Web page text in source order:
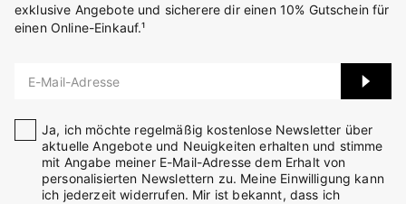
exklusive Angebote und sicherere dir einen 10% Gutschein für
einen Online-Einkauf.¹
E-Mail-Adresse
Ja, ich möchte regelmäßig kostenlose Newsletter über
aktuelle Angebote und Neuigkeiten erhalten und stimme
mit Angabe meiner E-Mail-Adresse dem Erhalt von
personalisierten Newslettern zu. Meine Einwilligung kann
ich jederzeit widerrufen. Mir ist bekannt, dass ich